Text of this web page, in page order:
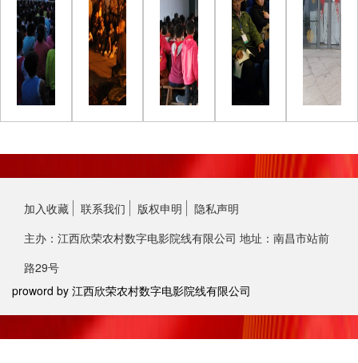
加入收藏 联系我们 版权申明
隐私声明
主办：江西欣荣农村数字电影院线有限公司 地址：南昌市站前
路29号
proword by 江西欣荣农村数字电影院线有限公司